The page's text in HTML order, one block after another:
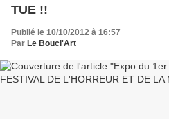
TUE !!
Publié le 10/10/2012 à 16:57
Par Le Boucl'Art